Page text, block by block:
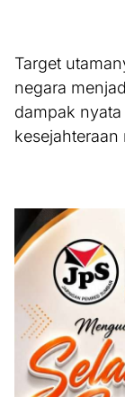
Target
negara
dampak